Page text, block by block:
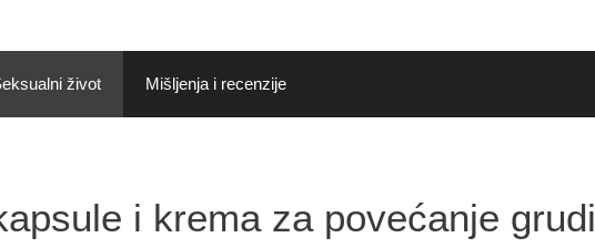
život Mišljenja i recenzije
i krema za povećanje grudi